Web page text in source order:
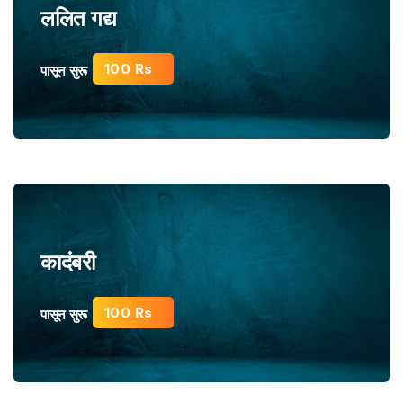
ललित गद्य
पासून सुरू 100 Rs
कादंबरी
पासून सुरू 100 Rs